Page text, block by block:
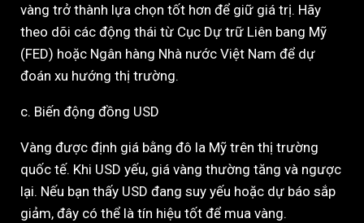
vàng trở thành lựa chọn tốt hơn để giữ giá trị. Hãy
theo dõi các động thái từ Cục Dự trữ Liên bang Mỹ
(FED) hoặc Ngân hàng Nhà nước Việt Nam để dự
đoán xu hướng thị trường.
c. Biến động đồng USD
Vàng được định giá bằng đô la Mỹ trên thị trường
quốc tế. Khi USD yếu, giá vàng thường tăng và ngược
lại. Nếu bạn thấy USD đang suy yếu hoặc dự báo sắp
giảm, đây có thể là tín hiệu tốt để mua vàng.